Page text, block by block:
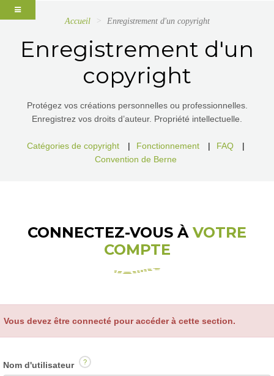
Accueil Enregistrement d'un copyright
Enregistrement d'un
copyright
Protégez vos créations personnelles ou professionnelles.
Enregistrez vos droits d’auteur. Propriété intellectuelle.
Catégories de copyright | Fonctionnement | FAQ
|
Convention de Berne
CONNECTEZ-VOUS À VOTRE
COMPTE
Vous devez être connecté pour accéder à cette section.
Nom d'utilisateur ?